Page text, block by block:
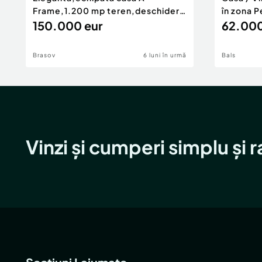
Frame,1.200 mp teren,deschidere
Pia
150.000 eur
Brasov 6 luni în urmă
în zona
Bals
Vinzi și cumperi simplu și